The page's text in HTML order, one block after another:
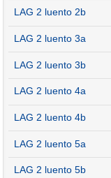
LAG 2 luento 2b
LAG 2 luento 3a
LAG 2 luento 3b
LAG 2 luento 4a
LAG 2 luento 4b
LAG 2 luento 5a
LAG 2 luento 5b